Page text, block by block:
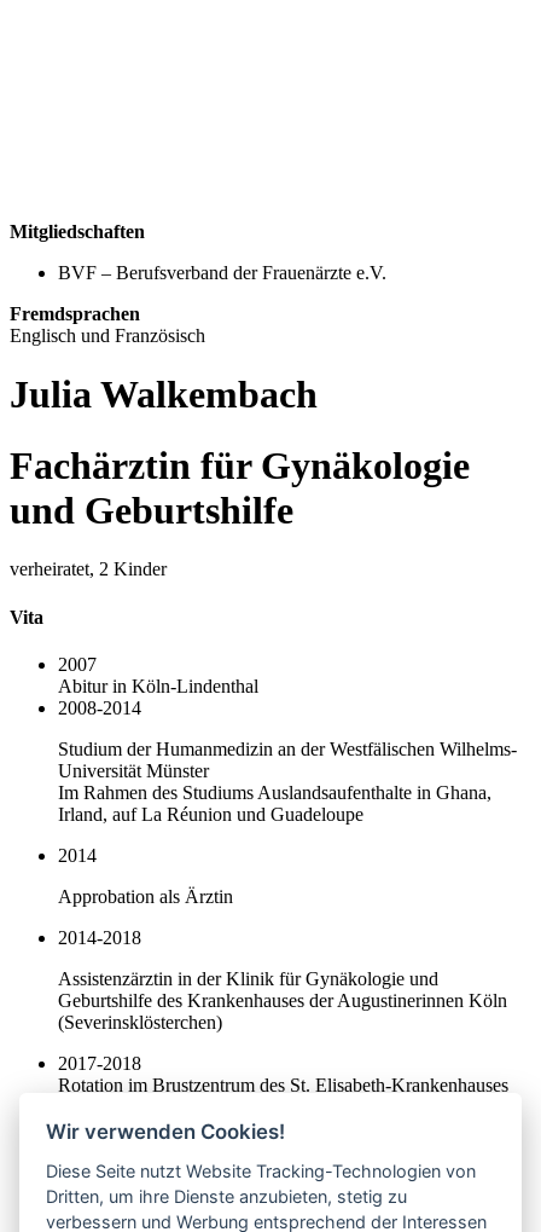
Mitgliedschaften
BVF – Berufsverband der Frauenärzte e.V.
Fremdsprachen
Englisch und Französisch
Julia Walkembach
Fachärztin für Gynäkologie
und Geburtshilfe
verheiratet, 2 Kinder
Vita
2007
Abitur in Köln-Lindenthal
2008-2014
Studium der Humanmedizin an der Westfälischen Wilhelms-
Universität Münster
Im Rahmen des Studiums Auslandsaufenthalte in Ghana,
Irland, auf La Réunion und Guadeloupe
2014
Approbation als Ärztin
2014-2018
Assistenzärztin in der Klinik für Gynäkologie und
Geburtshilfe des Krankenhauses der Augustinerinnen Köln
(Severinsklösterchen)
2017-2018
Rotation im Brustzentrum des St. Elisabeth-Krankenhauses
2019-2021
2020
Fachkunde Psychosomatische Grundversorgung
30.04.2021
Wir verwenden Cookies!
Diese Seite nutzt Website Tracking-Technologien von
Dritten, um ihre Dienste anzubieten, stetig zu
verbessern und Werbung entsprechend der Interessen